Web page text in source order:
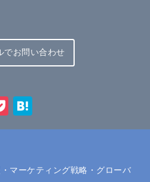
でお問い合わせ
Pocket
マーケティング戦略・グローバ